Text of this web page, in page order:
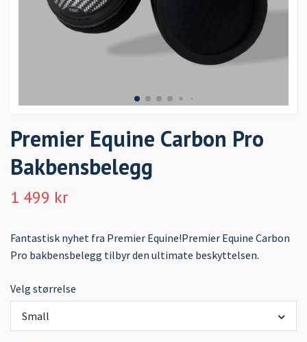
Premier Equine Carbon Pro
Bakbensbelegg
1 499 kr
Fantastisk nyhet fra Premier Equine!Premier Equine Carbon
Pro bakbensbelegg tilbyr den ultimate beskyttelsen.
Velg størrelse
Small